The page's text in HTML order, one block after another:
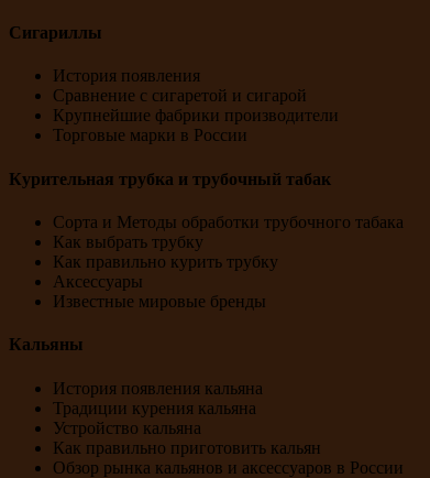
Сигариллы
История появления
Сравнение с сигаретой и сигарой
Крупнейшие фабрики производители
Торговые марки в России
Курительная трубка и трубочный табак
Сорта и Методы обработки трубочного табака
Как выбрать трубку
Как правильно курить трубку
Аксессуары
Известные мировые бренды
Кальяны
История появления кальяна
Традиции курения кальяна
Устройство кальяна
Как правильно приготовить кальян
Обзор рынка кальянов и аксессуаров в России